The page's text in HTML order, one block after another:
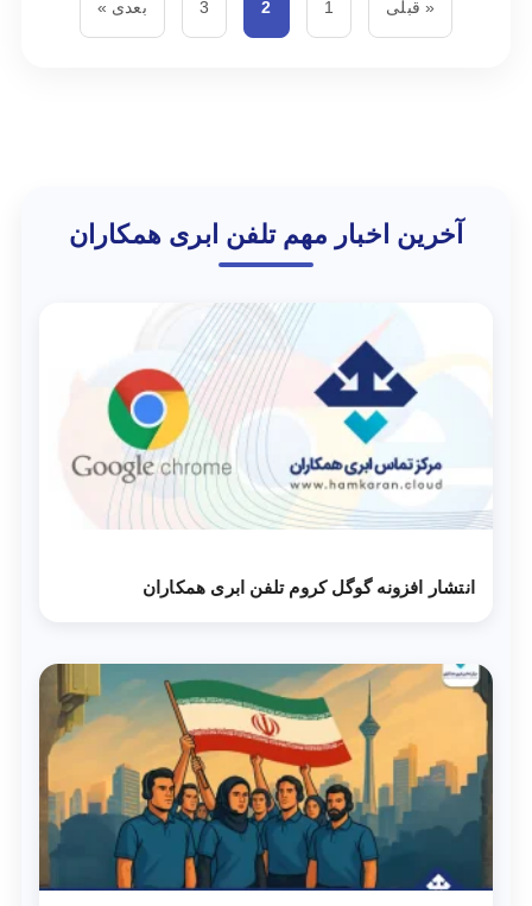
« قبلی 1
2
3 بعدی »
آخرین اخبار مهم تلفن ابری همکاران
انتشار افزونه گوگل کروم تلفن ابری همکاران